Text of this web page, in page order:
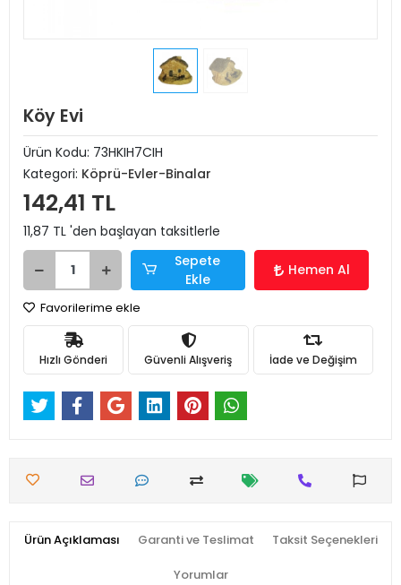
Köy Evi
Ürün Kodu: 73HKIH7CIH
Kategori: Köprü-Evler-Binalar
142,41 TL
11,87 TL 'den başlayan taksitlerle
Sepete
Ekle
Hemen Al
Favorilerime ekle
Hızlı Gönderi Güvenli Alışveriş İade ve Değişim
Ürün Açıklaması Garanti ve Teslimat Taksit Seçenekleri
Yorumlar